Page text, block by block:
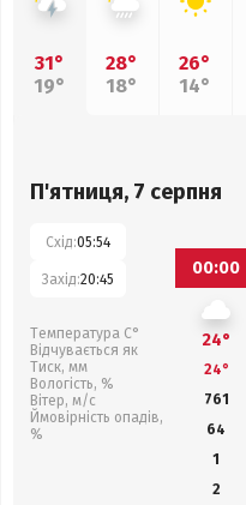
31°
19°
28°
18°
26°
14°
П'ятниця, 7 серпня
Схід:05:54
Захід:20:45
Температура С°
Відчувається як
Тиск, мм
Вологість, %
Вітер, м/с
Ймовірність опадів,
%
00:00
24°
24°
761
64
1
2